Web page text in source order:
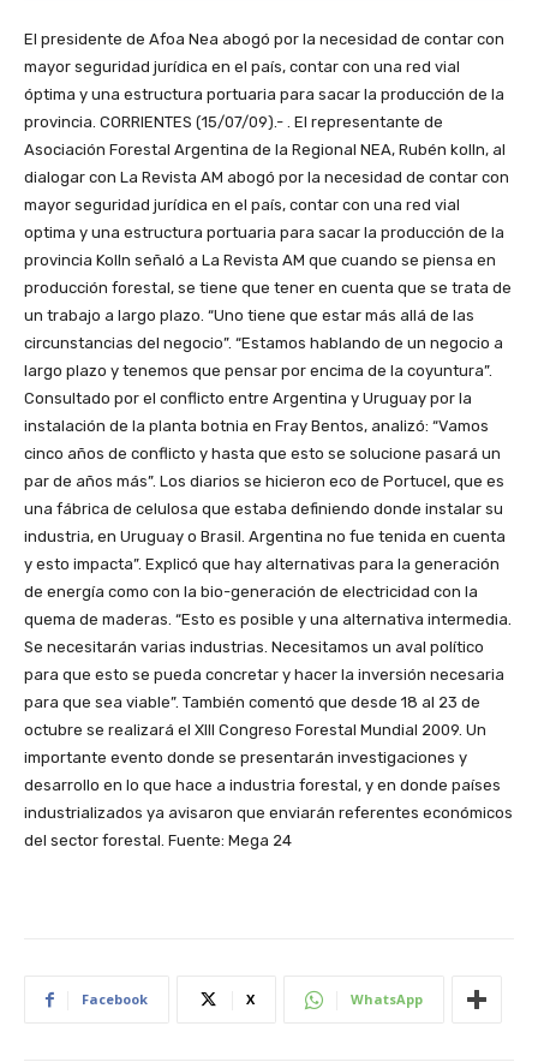
El presidente de Afoa Nea abogó por la necesidad de contar con
mayor seguridad jurídica en el país, contar con una red vial
óptima y una estructura portuaria para sacar la producción de la
provincia. CORRIENTES (15/07/09).- . El representante de
Asociación Forestal Argentina de la Regional NEA, Rubén kolln, al
dialogar con La Revista AM abogó por la necesidad de contar con
mayor seguridad jurídica en el país, contar con una red vial
optima y una estructura portuaria para sacar la producción de la
provincia Kolln señaló a La Revista AM que cuando se piensa en
producción forestal, se tiene que tener en cuenta que se trata de
un trabajo a largo plazo. “Uno tiene que estar más allá de las
circunstancias del negocio”. “Estamos hablando de un negocio a
largo plazo y tenemos que pensar por encima de la coyuntura”.
Consultado por el conflicto entre Argentina y Uruguay por la
instalación de la planta botnia en Fray Bentos, analizó: “Vamos
cinco años de conflicto y hasta que esto se solucione pasará un
par de años más”. Los diarios se hicieron eco de Portucel, que es
una fábrica de celulosa que estaba definiendo donde instalar su
industria, en Uruguay o Brasil. Argentina no fue tenida en cuenta
y esto impacta”. Explicó que hay alternativas para la generación
de energía como con la bio-generación de electricidad con la
quema de maderas. “Esto es posible y una alternativa intermedia.
Se necesitarán varias industrias. Necesitamos un aval político
para que esto se pueda concretar y hacer la inversión necesaria
para que sea viable”. También comentó que desde 18 al 23 de
octubre se realizará el XIII Congreso Forestal Mundial 2009. Un
importante evento donde se presentarán investigaciones y
desarrollo en lo que hace a industria forestal, y en donde países
industrializados ya avisaron que enviarán referentes económicos
del sector forestal. Fuente: Mega 24
Facebook X WhatsApp